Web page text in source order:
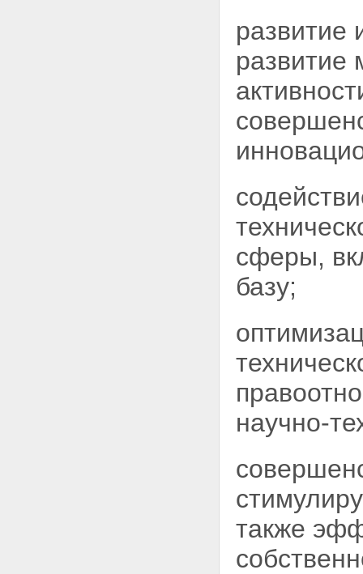
развитие
развитие
сферы,
базу;
научно-
также